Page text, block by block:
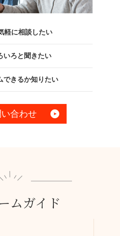
軽に相談したい
いろと聞きたい
できるか知りたい
合わせ
ムガイド